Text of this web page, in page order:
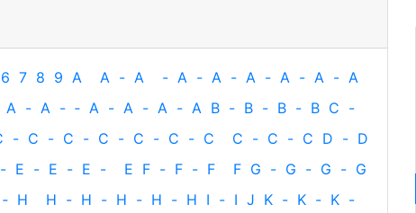
6 7 8 9 A A - A - A - A - A - A - A - A
A - A - ‐ A - A - A - A B - B - B - B C -
- C - C - C - C - C - C C - C - C D - D
- E - E - E - E F - F - F F G - G - G - G
‐ H H - H - H - H - H I - I J K - K - K -